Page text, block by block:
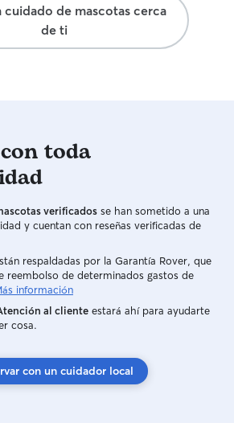
cada situación.
tranquilidad,
Guinness, sino
cuidado de mascotas cerca
de ti
toda
verificados se han sometido a una
y cuentan con reseñas verificadas de
respaldadas por la Garantía Rover, que
reembolso de determinados gastos de
información
al cliente estará ahí para ayudarte
cosa.
con un cuidador local